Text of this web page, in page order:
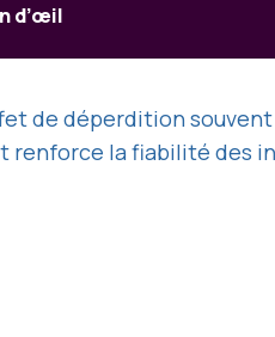
d’œil
de déperdition
renforce la fiabilité des